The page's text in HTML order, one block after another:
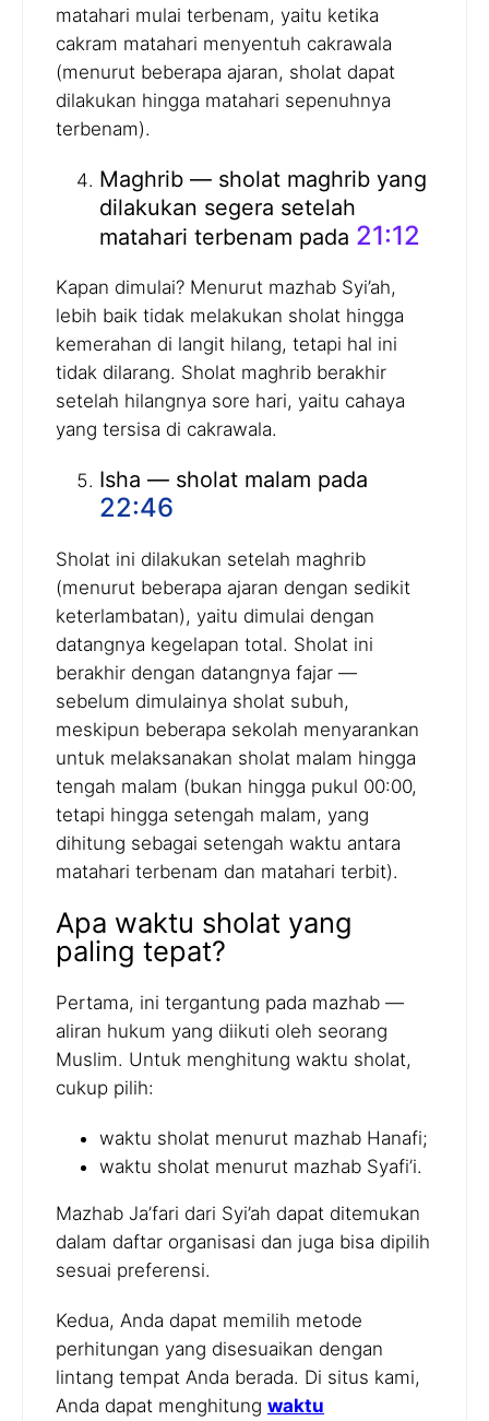
matahari mulai terbenam, yaitu ketika
cakram matahari menyentuh cakrawala
(menurut beberapa ajaran, sholat dapat
dilakukan hingga matahari sepenuhnya
terbenam).
Maghrib — sholat maghrib yang
dilakukan segera setelah
matahari terbenam pada 21:12
Kapan dimulai? Menurut mazhab Syi’ah,
lebih baik tidak melakukan sholat hingga
kemerahan di langit hilang, tetapi hal ini
tidak dilarang. Sholat maghrib berakhir
setelah hilangnya sore hari, yaitu cahaya
yang tersisa di cakrawala.
Isha — sholat malam pada
22:46
Sholat ini dilakukan setelah maghrib
(menurut beberapa ajaran dengan sedikit
keterlambatan), yaitu dimulai dengan
datangnya kegelapan total. Sholat ini
berakhir dengan datangnya fajar —
sebelum dimulainya sholat subuh,
meskipun beberapa sekolah menyarankan
untuk melaksanakan sholat malam hingga
tengah malam (bukan hingga pukul 00:00,
tetapi hingga setengah malam, yang
dihitung sebagai setengah waktu antara
matahari terbenam dan matahari terbit).
Apa waktu sholat yang
paling tepat?
Pertama, ini tergantung pada mazhab —
aliran hukum yang diikuti oleh seorang
Muslim. Untuk menghitung waktu sholat,
cukup pilih:
waktu sholat menurut mazhab Hanafi;
waktu sholat menurut mazhab Syafi’i.
Mazhab Ja’fari dari Syi’ah dapat ditemukan
dalam daftar organisasi dan juga bisa dipilih
sesuai preferensi.
Kedua, Anda dapat memilih metode
perhitungan yang disesuaikan dengan
lintang tempat Anda berada. Di situs kami,
Anda dapat menghitung waktu